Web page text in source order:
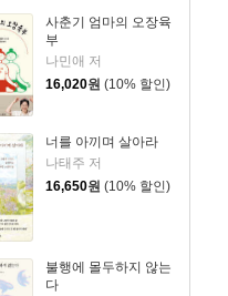
사춘기 엄마의 오장육
부
나민애 저
16,020원 (10% 할인)
너를 아끼며 살아라
나태주 저
16,650원 (10% 할인)
불행에 몰두하지 않는
다